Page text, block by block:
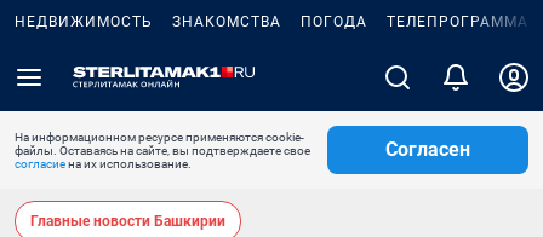
НЕДВИЖИМОСТЬ ЗНАКОМСТВА ПОГОДА ТЕЛЕПРОГРАММА
На информационном ресурсе применяются cookie-
файлы. Оставаясь на сайте, вы подтверждаете свое
согласиена их использование.
Согласен
Главные новости Башкирии